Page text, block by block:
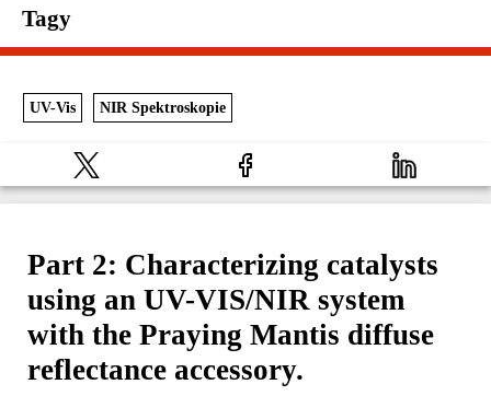
Tagy
UV-Vis NIR Spektroskopie
Part 2: Characterizing catalysts
using an UV-VIS/NIR system
with the Praying Mantis diffuse
reflectance accessory.